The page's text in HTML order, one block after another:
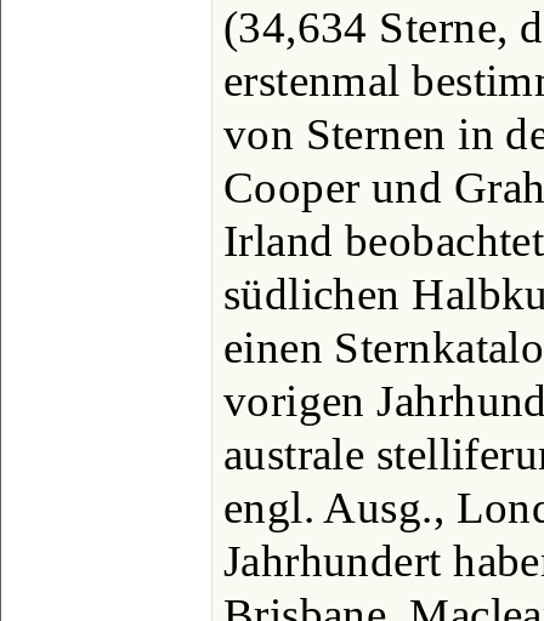
(34,634 Sterne,
erstenmal
von Sternen in
Cooper und
Irland
südlichen
einen
vorigen
australe
engl. Ausg.,
Jahrhundert